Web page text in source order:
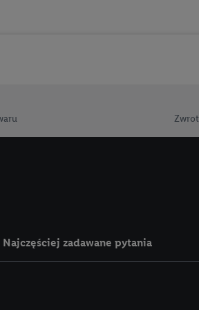
Najczęściej zadawane pytania
istniejące konto
możemy
rozpoznać
użyciu adresu IP i
zostanie